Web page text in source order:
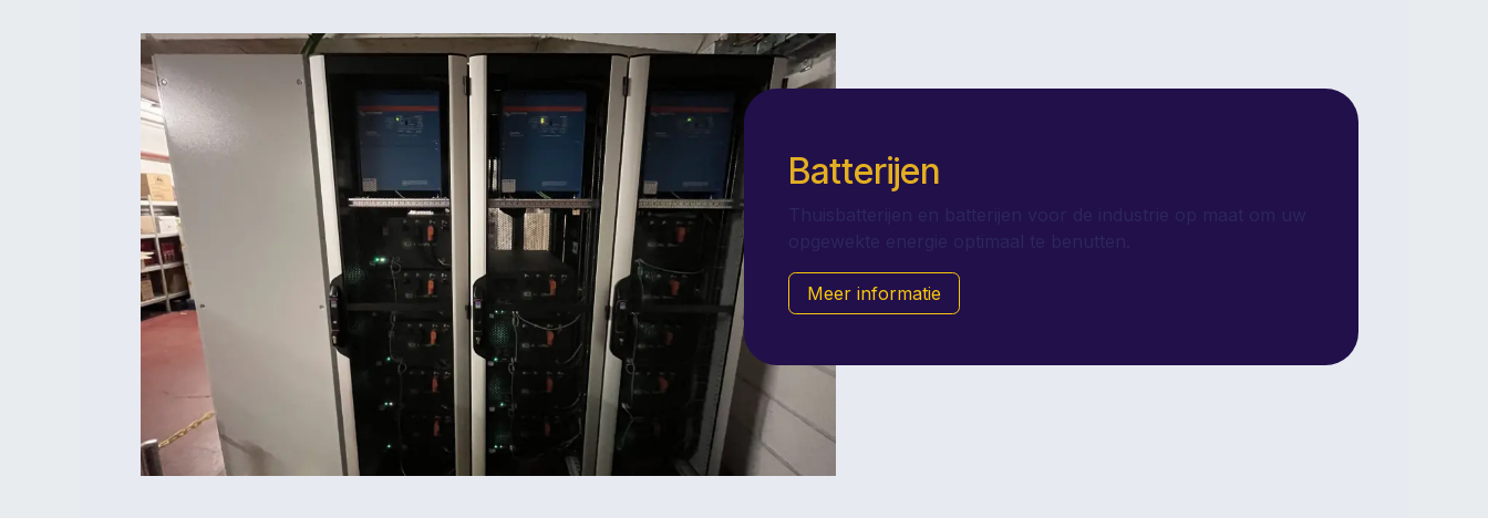
Batterijen
Meer informatie